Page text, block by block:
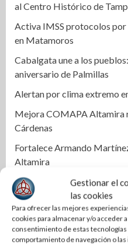
Gestionar el
las cookies
Para ofrecer las mejores
cookies para almacenar y/o acceder
consentimiento de estas
comportamiento de navegación o
al Centro Histórico de
Activa IMSS protocolos por
en Matamoros
Cabalgata une a los
aniversario de Palmillas
Alertan por clima extremo
Mejora COMAPA Altamira
Cárdenas
Fortalece Armando
Altamira
Alejandra Quintos rompe el
investigación
Localizan a un hombre sin
Xicoténcatl